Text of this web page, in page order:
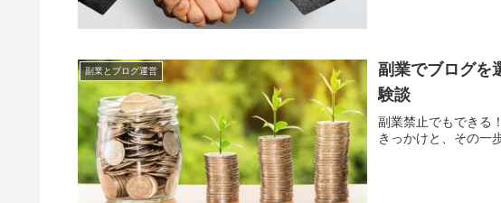
副業とブログ運営
副業でブログを
験談
副業禁止でもできる
きっかけと、その一